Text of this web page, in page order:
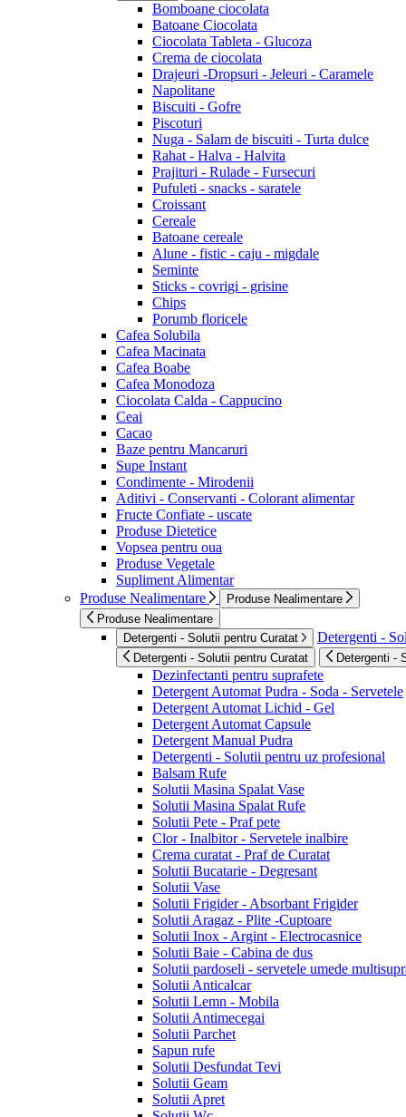
Bomboane ciocolata
Batoane Ciocolata
Ciocolata Tableta - Glucoza
Crema de ciocolata
Drajeuri -Dropsuri - Jeleuri - Caramele
Napolitane
Biscuiti - Gofre
Piscoturi
Nuga - Salam de biscuiti - Turta dulce
Rahat - Halva - Halvita
Prajituri - Rulade - Fursecuri
Pufuleti - snacks - saratele
Croissant
Cereale
Batoane cereale
Alune - fistic - caju - migdale
Seminte
Sticks - covrigi - grisine
Chips
Porumb floricele
Cafea Solubila
Cafea Macinata
Cafea Boabe
Cafea Monodoza
Ciocolata Calda - Cappucino
Ceai
Cacao
Baze pentru Mancaruri
Supe Instant
Condimente - Mirodenii
Aditivi - Conservanti - Colorant alimentar
Fructe Confiate - uscate
Produse Dietetice
Vopsea pentru oua
Produse Vegetale
Supliment Alimentar
Produse Nealimentare
Produse Nealimentare
Produse Nealimentare
Detergenti - Solutii pentru Curatat
Detergenti -
Detergenti - Solutii pentru Curatat Detergenti -
Dezinfectanti pentru suprafete
Detergent Automat Pudra - Soda - Servetele
Detergent Automat Lichid - Gel
Detergent Automat Capsule
Detergent Manual Pudra
Detergenti - Solutii pentru uz profesional
Balsam Rufe
Solutii Masina Spalat Vase
Solutii Masina Spalat Rufe
Solutii Pete - Praf pete
Clor - Inalbitor - Servetele inalbire
Crema curatat - Praf de Curatat
Solutii Bucatarie - Degresant
Solutii Vase
Solutii Frigider - Absorbant Frigider
Solutii Aragaz - Plite -Cuptoare
Solutii Inox - Argint - Electrocasnice
Solutii Baie - Cabina de dus
Solutii pardoseli - servetele umede
Solutii Anticalcar
Solutii Lemn - Mobila
Solutii Antimecegai
Solutii Parchet
Sapun rufe
Solutii Desfundat Tevi
Solutii Geam
Solutii Apret